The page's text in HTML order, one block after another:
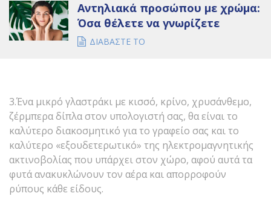
Αντηλιακά προσώπου με χρώμα:
Όσα θέλετε να γνωρίζετε
ΔΙΑΒΑΣΤΕ ΤΟ
3.Ένα μικρό γλαστράκι με κισσό, κρίνο, χρυσάνθεμο,
ζέρμπερα δίπλα στον υπολογιστή σας, θα είναι το
καλύτερο διακοσμητικό για το γραφείο σας και το
καλύτερο «εξουδετερωτικό» της ηλεκτρομαγνητικής
ακτινοβολίας που υπάρχει στον χώρο, αφού αυτά τα
φυτά ανακυκλώνουν τον αέρα και απορροφούν
ρύπους κάθε είδους.